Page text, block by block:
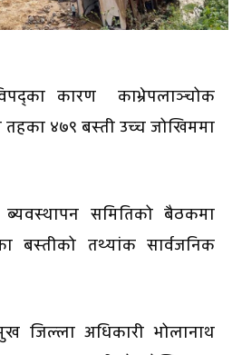
कारण काभ्रेपलाञ्चोक
तहका ४७९ बस्ती उच्च जोखिममा
ब्यवस्थापन समितिको बैठकमा
बस्तीको तथ्यांक सार्वजनिक
जिल्ला अधिकारी भोलानाथ